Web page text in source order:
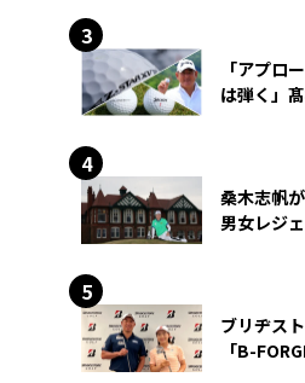
「アプロ
は弾く」
桑木志帆
男女レジ
ブリヂス
「B-